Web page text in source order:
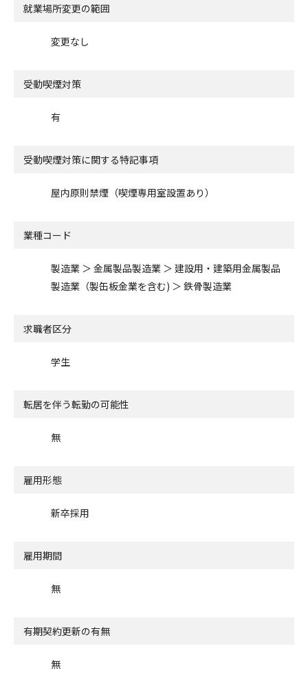
就業場所変更の範囲
変更なし
受動喫煙対策
有
受動喫煙対策に関する特記事項
屋内原則禁煙（喫煙専用室設置あり）
業種コード
製造業 ＞ 金属製品製造業 ＞ 建設用・建築用金属製品
製造業（製缶板金業を含む) ＞ 鉄骨製造業
求職者区分
学生
転居を伴う転勤の可能性
無
雇用形態
新卒採用
雇用期間
無
有期契約更新の有無
無